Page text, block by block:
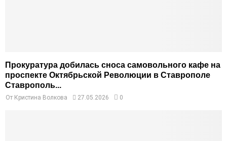
Прокуратура добилась сноса самовольного кафе на
проспекте Октябрьской Революции в Ставрополе
Ставрополь...
От Кристина Волкова 27.05.2026 0